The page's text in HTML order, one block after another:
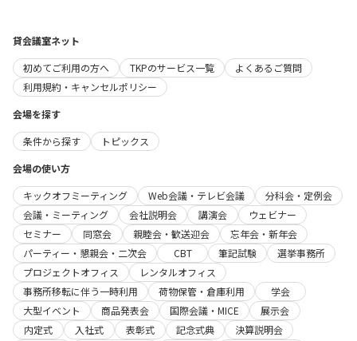
貸会議室ネット
初めてご利用の方へ
TKPのサービス一覧
よくあるご質問
利用規約・キャンセルポリシー
会場を探す
条件から探す
トピックス
会場の使い方
キックオフミーティング
Web会議・テレビ会議
分科会・定例会
会議・ミーティング
会社説明会 講演会
ウェビナー
セミナー
同窓会 親睦会・歓送迎会
忘年会・新年会
パーティー・懇親会・二次会
CBT 筆記試験
選挙事務所
プロジェクトオフィス
レンタルオフィス
事務所移転に伴う一時利用
荷物保管・倉庫利用
学会
大型イベント
商品発表会 国際会議・MICE
展示会
内定式
入社式 表彰式 記念式典
決算説明会